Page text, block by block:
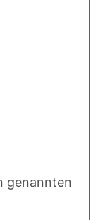
genannten